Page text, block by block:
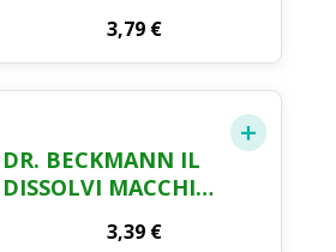
3,79 €
DR. BECKMANN IL
DISSOLVI MACCHIE
DEODORANTE CON
3,39 €